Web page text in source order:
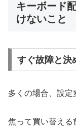
キーボード
けないこと
すぐ故障と決
多くの場合、設定
焦って買い替える